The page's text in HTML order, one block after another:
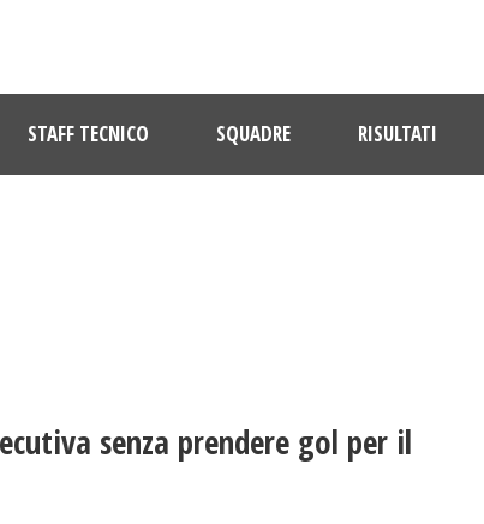
STAFF TECNICO SQUADRE RISULTATI
senza prendere gol per il